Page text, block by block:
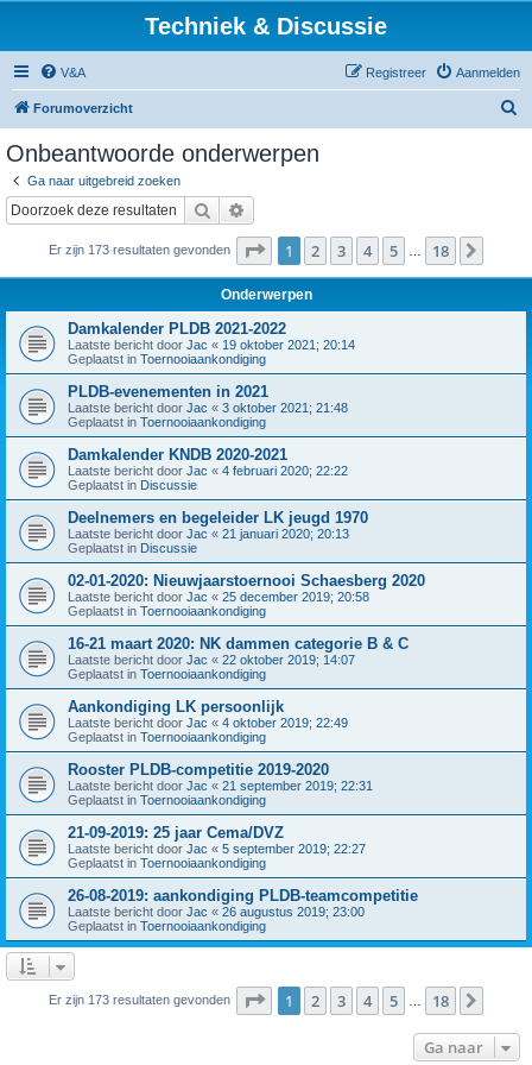
Techniek & Discussie
V&A Aanmelden
Registreer
Forumoverzicht
Onbeantwoorde onderwerpen
Ga naar uitgebreid zoeken
Zoek
Er zijn 173 resultaten gevonden Pagina van 18
1 2 3 4 5 18
Onderwerpen
Damkalender PLDB 2021-2022
Laatste bericht door Jac « 19 oktober 2021; 20:14
Geplaatst in Toernooiaankondiging
PLDB-evenementen in 2021
Laatste bericht door Jac « 3 oktober 2021; 21:48
Geplaatst in Toernooiaankondiging
Damkalender KNDB 2020-2021
Laatste bericht door Jac « 4 februari 2020; 22:22
Geplaatst in Discussie
Deelnemers en begeleider LK jeugd 1970
Laatste bericht door Jac « 21 januari 2020; 20:13
Geplaatst in Discussie
02-01-2020: Nieuwjaarstoernooi Schaesberg 2020
Laatste bericht door Jac « 25 december 2019; 20:58
Geplaatst in Toernooiaankondiging
16-21 maart 2020: NK dammen categorie B & C
Laatste bericht door Jac « 22 oktober 2019; 14:07
Geplaatst in Toernooiaankondiging
Aankondiging LK persoonlijk
Laatste bericht door Jac « 4 oktober 2019; 22:49
Geplaatst in Toernooiaankondiging
Rooster PLDB-competitie 2019-2020
Laatste bericht door Jac « 21 september 2019; 22:31
Geplaatst in Toernooiaankondiging
21-09-2019: 25 jaar Cema/DVZ
Laatste bericht door Jac « 5 september 2019; 22:27
Geplaatst in Toernooiaankondiging
26-08-2019: aankondiging PLDB-teamcompetitie
Laatste bericht door Jac « 26 augustus 2019; 23:00
Geplaatst in Toernooiaankondiging
Er zijn 173 resultaten gevonden Pagina van 18
1 2 3 4 5 18
Ga naar